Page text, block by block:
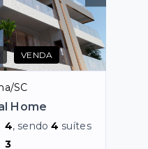
VENDA
SC
Home
4, sendo4 suítes
3